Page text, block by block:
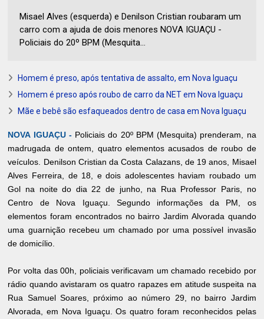
Misael Alves (esquerda) e Denilson Cristian roubaram um
carro com a ajuda de dois menores NOVA IGUAÇU -
Policiais do 20º BPM (Mesquita...
Homem é preso, após tentativa de assalto, em Nova Iguaçu
Homem é preso após roubo de carro da NET em Nova Iguaçu
Mãe e bebê são esfaqueados dentro de casa em Nova Iguaçu
NOVA IGUAÇU - Policiais do 20º BPM (Mesquita) prenderam, na
madrugada de ontem, quatro elementos acusados de roubo de
veículos. Denilson Cristian da Costa Calazans, de 19 anos, Misael
Alves Ferreira, de 18, e dois adolescentes haviam roubado um
Gol na noite do dia 22 de junho, na Rua Professor Paris, no
Centro de Nova Iguaçu. Segundo informações da PM, os
elementos foram encontrados no bairro Jardim Alvorada quando
uma guarnição recebeu um chamado por uma possível invasão
de domicílio.
Por volta das 00h, policiais verificavam um chamado recebido por
rádio quando avistaram os quatro rapazes em atitude suspeita na
Rua Samuel Soares, próximo ao número 29, no bairro Jardim
Alvorada, em Nova Iguaçu. Os quatro foram reconhecidos pelas